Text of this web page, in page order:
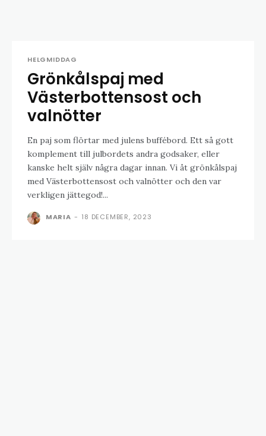
HELGMIDDAG
Grönkålspaj med
Västerbottensost och
valnötter
En paj som flörtar med julens buffébord. Ett så gott
komplement till julbordets andra godsaker, eller
kanske helt själv några dagar innan. Vi åt grönkålspaj
med Västerbottensost och valnötter och den var
verkligen jättegod!...
MARIA - 18 DECEMBER, 2023